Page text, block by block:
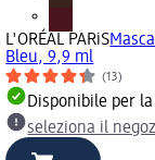
L'ORÉAL PARiS
Bleu, 9,9 ml
(13)
Disponibile per
seleziona il